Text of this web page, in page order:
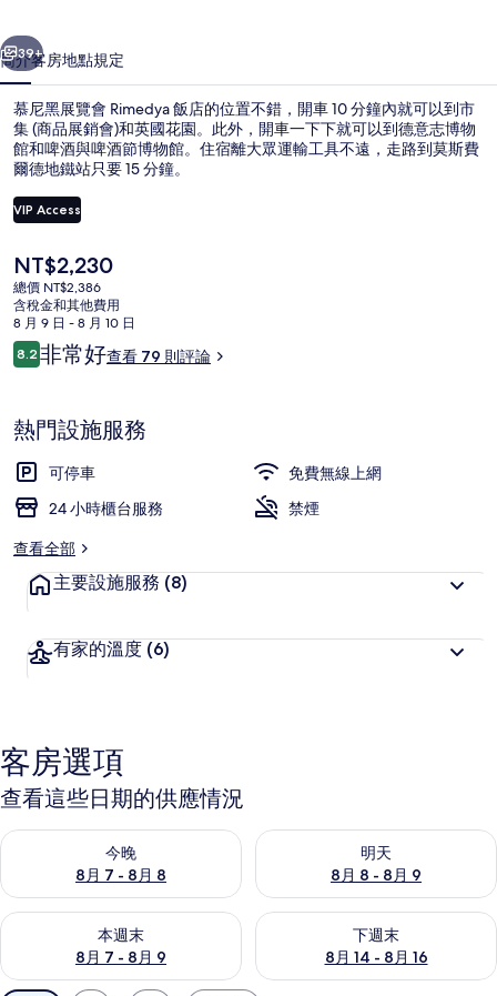
飯
店
的
相
片
集
個 下一個
39+
簡介客房地點規定
慕尼黑展覽會 Rimedya 飯店的位置不錯，開車 10 分鐘內就可以到市
集 (商品展銷會)和英國花園。此外，開車一下下就可以到德意志博物
館和啤酒與啤酒節博物館。住宿離大眾運輸工具不遠，走路到莫斯費
爾德地鐵站只要 15 分鐘。
VIP Access
目
前
的
價
格
是
NT$2,230
總價 NT$2,386
含稅金和其他費用
8 月 9 日 - 8 月 10 日
評
論
8.28.2 分，滿分 10 分，
非常好查看 79 則評論
熱門設施服務
可停車
免費無線上網
24 小時櫃台服務
禁煙
查看全部
主要設施服務 (8)
有家的溫度 (6)
客房選項
查看這些日期的供應情況
今晚
8月 7 - 8月 8
查看今晚 (8月 7 - 8月 8) 的供應情況
明天
8月 8 - 8月 9
查看明天 (8月 8 - 8月 9) 的供
本週末
8月 7 - 8月 9
查看本週末 (8月 7 - 8月 9) 的供應情況
下週末
8月 14 - 8月 16
查看下週末 (8月 14 - 8月 16)